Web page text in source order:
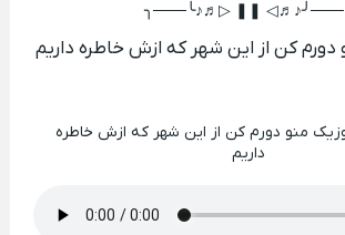
╭───╯♪♬◁ ❚❚
کن از این شهر که ازش خاطره داریم
منو دورم کن از این شهر که ازش خاطره
داریم